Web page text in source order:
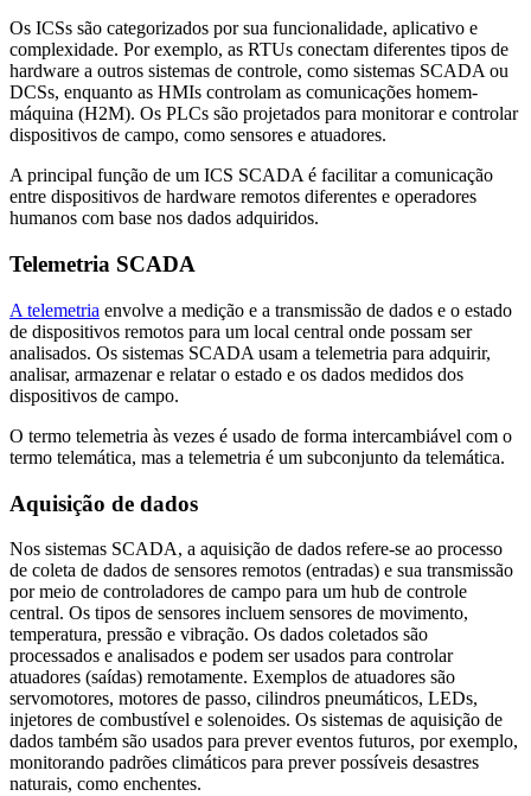
Os ICSs são categorizados por sua funcionalidade, aplicativo e
complexidade. Por exemplo, as RTUs conectam diferentes tipos de
hardware a outros sistemas de controle, como sistemas SCADA ou
DCSs, enquanto as HMIs controlam as comunicações homem-
máquina (H2M). Os PLCs são projetados para monitorar e controlar
dispositivos de campo, como sensores e atuadores.
A principal função de um ICS SCADA é facilitar a comunicação
entre dispositivos de hardware remotos diferentes e operadores
humanos com base nos dados adquiridos.
Telemetria SCADA
A telemetria envolve a medição e a transmissão de dados e o estado
de dispositivos remotos para um local central onde possam ser
analisados. Os sistemas SCADA usam a telemetria para adquirir,
analisar, armazenar e relatar o estado e os dados medidos dos
dispositivos de campo.
O termo telemetria às vezes é usado de forma intercambiável com o
termo telemática, mas a telemetria é um subconjunto da telemática.
Aquisição de dados
Nos sistemas SCADA, a aquisição de dados refere-se ao processo
de coleta de dados de sensores remotos (entradas) e sua transmissão
por meio de controladores de campo para um hub de controle
central. Os tipos de sensores incluem sensores de movimento,
temperatura, pressão e vibração. Os dados coletados são
processados e analisados e podem ser usados para controlar
atuadores (saídas) remotamente. Exemplos de atuadores são
servomotores, motores de passo, cilindros pneumáticos, LEDs,
injetores de combustível e solenoides. Os sistemas de aquisição de
dados também são usados para prever eventos futuros, por exemplo,
monitorando padrões climáticos para prever possíveis desastres
naturais, como enchentes.